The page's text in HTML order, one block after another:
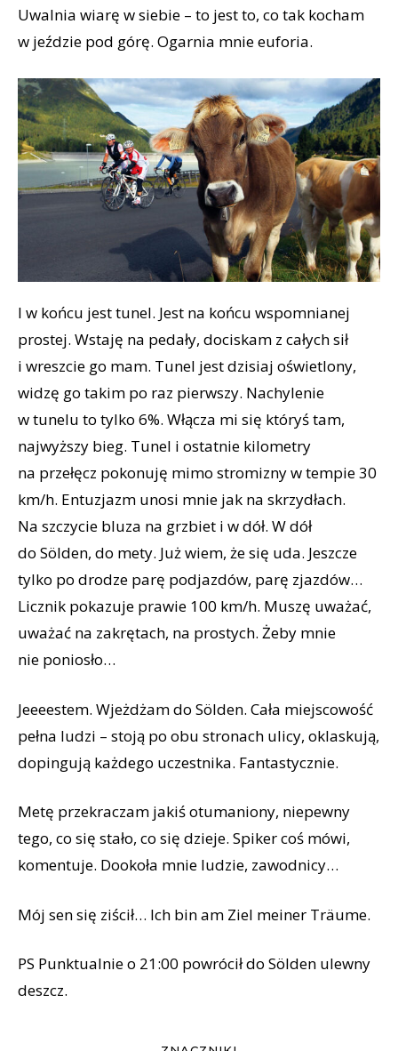
Uwalnia wiarę w siebie – to jest to, co tak kocham
w jeździe pod górę. Ogarnia mnie euforia.
I w końcu jest tunel. Jest na końcu wspomnianej
prostej. Wstaję na pedały, dociskam z całych sił
i wreszcie go mam. Tunel jest dzisiaj oświetlony,
widzę go takim po raz pierwszy. Nachylenie
w tunelu to tylko 6%. Włącza mi się któryś tam,
najwyższy bieg. Tunel i ostatnie kilometry
na przełęcz pokonuję mimo stromizny w tempie 30
km/h. Entuzjazm unosi mnie jak na skrzydłach.
Na szczycie bluza na grzbiet i w dół. W dół
do Sölden, do mety. Już wiem, że się uda. Jeszcze
tylko po drodze parę podjazdów, parę zjazdów…
Licznik pokazuje prawie 100 km/h. Muszę uważać,
uważać na zakrętach, na prostych. Żeby mnie
nie poniosło…
Jeeeestem. Wjeżdżam do Sölden. Cała miejscowość
pełna ludzi – stoją po obu stronach ulicy, oklaskują,
dopingują każdego uczestnika. Fantastycznie.
Metę przekraczam jakiś otumaniony, niepewny
tego, co się stało, co się dzieje. Spiker coś mówi,
komentuje. Dookoła mnie ludzie, zawodnicy…
Mój sen się ziścił… Ich bin am Ziel meiner Träume.
PS Punktualnie o 21:00 powrócił do Sölden ulewny
deszcz.